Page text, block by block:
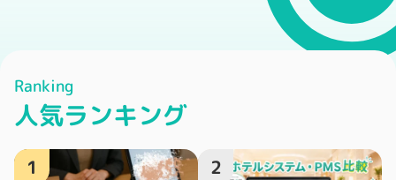
Ranking
人気ランキング
1 2